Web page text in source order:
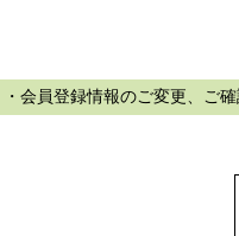
・会員登録情報のご変更、ご